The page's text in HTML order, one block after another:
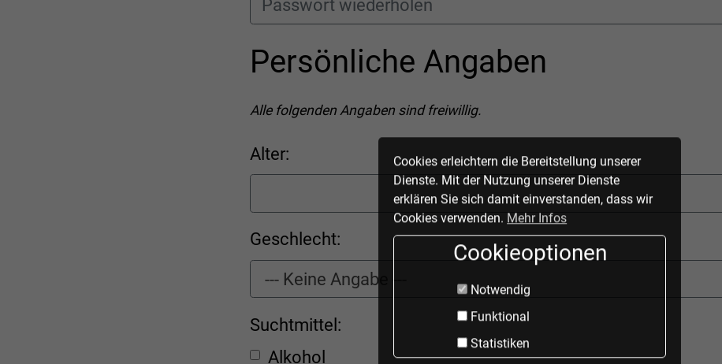
Cookies erleichtern die Bereitstellung unserer
Dienste. Mit der Nutzung unserer Dienste
erklären Sie sich damit einverstanden, dass wir
Cookies verwenden. Mehr Infos
Cookieoptionen
Notwendig
Funktional
Statistiken
Persönliche Angaben
Alle folgenden Angaben sind freiwillig.
Alter:
Geschlecht:
Suchtmittel:
Alkohol